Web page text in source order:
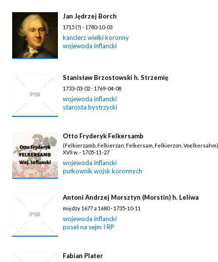
Jan Jędrzej Borch
1715 (?) - 1780-10-03
kanclerz wielki koronny
wojewoda inflancki
Stanisław Brzostowski h. Strzemię
1733-03-02 - 1769-04-08
wojewoda inflancki
starosta bystrzycki
Otto Fryderyk Felkersamb
(Felkierzamb, Felkierzan, Felkersam, Felkierzon, Voelkersahm)
XVII w. - 1705-11-27
wojewoda inflancki
pułkownik wojsk koronnych
Antoni Andrzej Morsztyn (Morstin) h. Leliwa
między 1677 a 1680 - 1735-10-11
wojewoda inflancki
poseł na sejm I RP
Fabian Plater